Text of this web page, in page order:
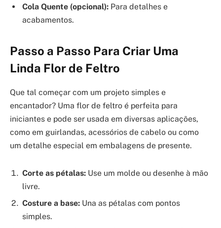
Cola Quente (opcional): Para detalhes e
acabamentos.
Passo a Passo Para Criar Uma
Linda Flor de Feltro
Que tal começar com um projeto simples e
encantador? Uma flor de feltro é perfeita para
iniciantes e pode ser usada em diversas aplicações,
como em guirlandas, acessórios de cabelo ou como
um detalhe especial em embalagens de presente.
Corte as pétalas: Use um molde ou desenhe à mão
livre.
Costure a base: Una as pétalas com pontos
simples.